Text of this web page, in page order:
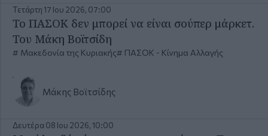
Τετάρτη 17 Ιου 2026, 07:00
Το ΠΑΣΟΚ δεν μπορεί να είναι σούπερ μάρκετ.
Του Μάκη Βοϊτσίδη
Μακεδονία της Κυριακής ΠΑΣΟΚ - Κίνημα Αλλαγής
Μάκης Βοϊτσίδης
Δευτέρα 08 Ιου 2026, 10:00